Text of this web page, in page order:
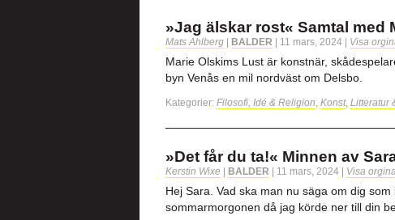
»Jag älskar rost« Samtal med
Mats Ahlberg | BALDER | 11 mars, 2024 | Visa
Marie Olskims Lust är konstnär,
byn Venås en mil nordväst om Delsbo.
Kategorier: Filosofi, Idé & Religion, Konst, Litteratur
»Det får du ta!« Minnen av
Kerstin Wixe BALDER 11 mars, 2024 Visa
Hej Sara. Vad ska man nu säga om dig
sommarmorgonen då jag körde ner till din